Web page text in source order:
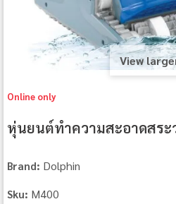
View
Online only
หุ่นยนต์ทำความสะอาดสระ
Brand: Dolphin
Sku: M400